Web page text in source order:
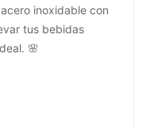
inoxidable con
tus bebidas
🌸